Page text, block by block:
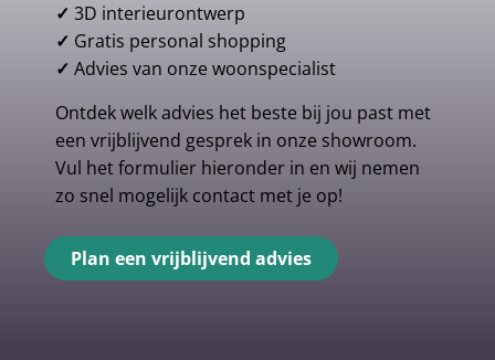
✓ 3D interieurontwerp
✓ Gratis personal shopping
✓ Advies van onze woonspecialist
Ontdek welk advies het beste bij jou past met
een vrijblijvend gesprek in onze showroom.
Vul het formulier hieronder in en wij nemen
zo snel mogelijk contact met je op!
Plan een vrijblijvend advies